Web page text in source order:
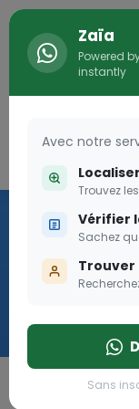
Zaïa
Powered
instantly
Avec notre
Trouvez
Vérifier
Sachez
Trouver
Sans